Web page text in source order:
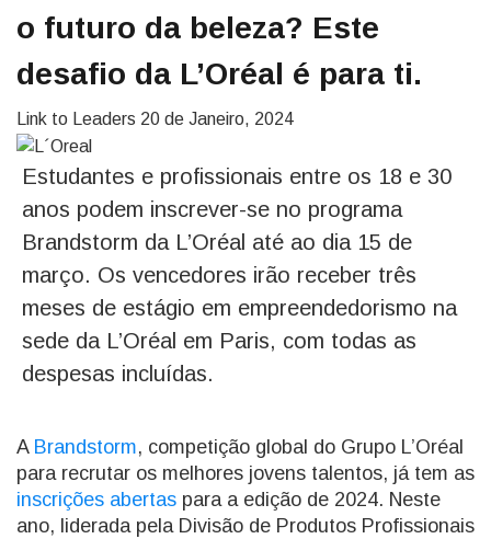
o futuro da beleza? Este
desafio da L’Oréal é para ti.
Link to Leaders 20 de Janeiro, 2024
Estudantes e profissionais entre os 18 e 30
anos podem inscrever-se no programa
Brandstorm da L’Oréal até ao dia 15 de
março. Os vencedores irão receber três
meses de estágio em empreendedorismo na
sede da L’Oréal em Paris, com todas as
despesas incluídas.
A Brandstorm, competição global do Grupo L’Oréal
para recrutar os melhores jovens talentos, já tem as
inscrições abertas para a edição de 2024. Neste
ano, liderada pela Divisão de Produtos Profissionais